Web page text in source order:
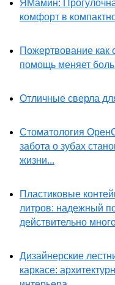
ЯМамин:
комфорт в
Пожертвование как
помощь меняет
Отличные сверла
Стоматология
забота о зубах
жизни...
Пластиковые
литров: надежный
действительно
Дизайнерские
каркасе: